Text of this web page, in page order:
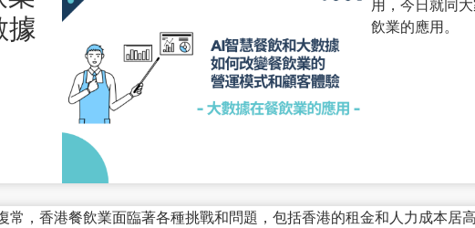
據
用，今日就同
飲業的應用。
常，香港餐飲業面臨著各種挑戰和問題，包括香港的租金和人力成本居